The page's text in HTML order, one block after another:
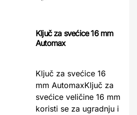
Ključ za svećice 16 mm
Automax
Ključ za svećice 16
mm AutomaxKljuč za
svećice veličine 16 mm
koristi se za ugradnju i